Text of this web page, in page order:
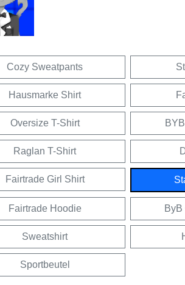
Cozy Sweatpants
Hausmarke Shirt
Oversize T-Shirt
Raglan T-Shirt
Fairtrade Girl Shirt
Fairtrade Hoodie
Sweatshirt
Sportbeutel